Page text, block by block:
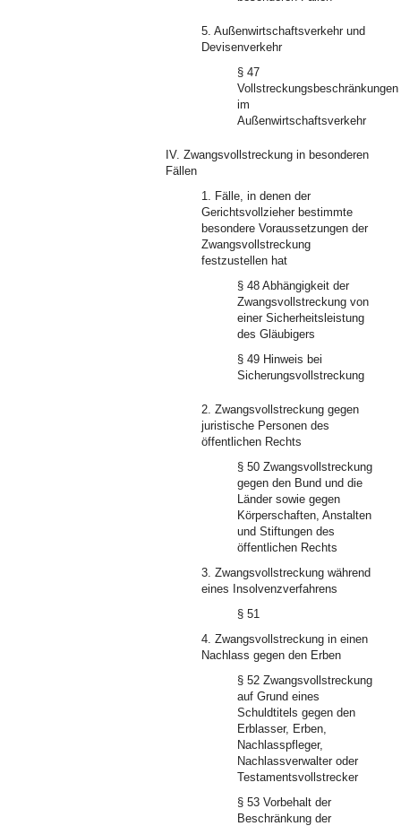
5. Außenwirtschaftsverkehr und
Devisenverkehr
§ 47
Vollstreckungsbeschränkungen
im
Außenwirtschaftsverkehr
IV. Zwangsvollstreckung in besonderen
Fällen
1. Fälle, in denen der
Gerichtsvollzieher bestimmte
besondere Voraussetzungen der
Zwangsvollstreckung
festzustellen hat
§ 48 Abhängigkeit der
Zwangsvollstreckung von
einer Sicherheitsleistung
des Gläubigers
§ 49 Hinweis bei
Sicherungsvollstreckung
2. Zwangsvollstreckung gegen
juristische Personen des
öffentlichen Rechts
§ 50 Zwangsvollstreckung
gegen den Bund und die
Länder sowie gegen
Körperschaften, Anstalten
und Stiftungen des
öffentlichen Rechts
3. Zwangsvollstreckung während
eines Insolvenzverfahrens
§ 51
4. Zwangsvollstreckung in einen
Nachlass gegen den Erben
§ 52 Zwangsvollstreckung
auf Grund eines
Schuldtitels gegen den
Erblasser, Erben,
Nachlasspfleger,
Nachlassverwalter oder
Testamentsvollstrecker
§ 53 Vorbehalt der
Beschränkung der